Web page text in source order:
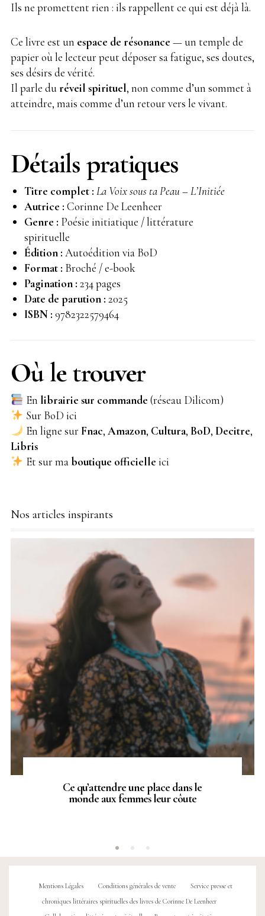
Ils ne promettent rien : ils rappellent ce qui est déjà là.
Ce livre est un espace de résonance — un temple de
papier où le lecteur peut déposer sa fatigue, ses doutes,
ses désirs de vérité.
Il parle duréveil spirituel, non comme d’un sommet à
atteindre, mais comme d’un retour vers le vivant.
Détails pratiques
Titre complet : La Voix sous ta Peau – L’Initiée
Autrice : Corinne De Leenheer
Genre : Poésie initiatique / littérature
spirituelle
Édition : Autoédition via BoD
Format : Broché / e-book
Pagination : 234 pages
Date de parution : 2025
ISBN : 9782322579464
Où le trouver
En librairie sur commande (réseau Dilicom)
Sur BoD ici
En ligne surFnac, Amazon, Cultura, BoD, Decitre,
Libris
Et sur maboutique officielle ici
Nos articles inspirants
Ce qu’attendre une place dans le
monde aux femmes leur côute
Mentions Légales Conditions générales de vente
Service presse et
chroniques littéraires spirituelles des livres de Corinne De Leenheer